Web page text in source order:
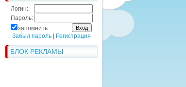
Логин:
Пароль:
запомнить
Забыл пароль
Регистрация
БЛОК РЕКЛАМЫ